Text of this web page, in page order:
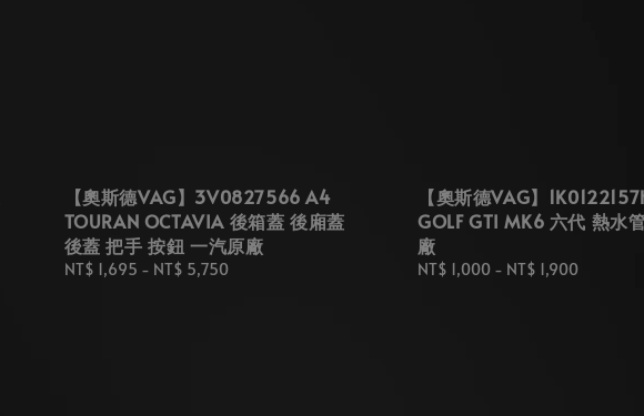
【奧斯德VAG】3V0827566 A4
TOURAN OCTAVIA 後箱蓋 後廂蓋
後蓋 把手 按鈕 一汽原廠
Regular
NT$ 1,695 - NT$ 5,750
【奧斯德VAG】
GOLF GTI MK6 六代 熱水
廠
Regular
NT$ 1,000 - NT$ 1,900